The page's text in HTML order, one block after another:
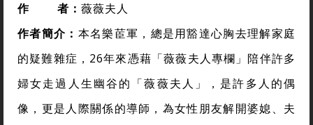
作
者 ： 薇薇夫人
作者簡介： 本名樂茞軍，總是用豁達心胸去理解家庭
的疑難雜症，26年來憑藉「薇薇夫人專欄」陪伴許多
婦女走過人生幽谷的「薇薇夫人」，是許多人的偶
像，更是人際關係的導師，為女性朋友解開婆媳、夫